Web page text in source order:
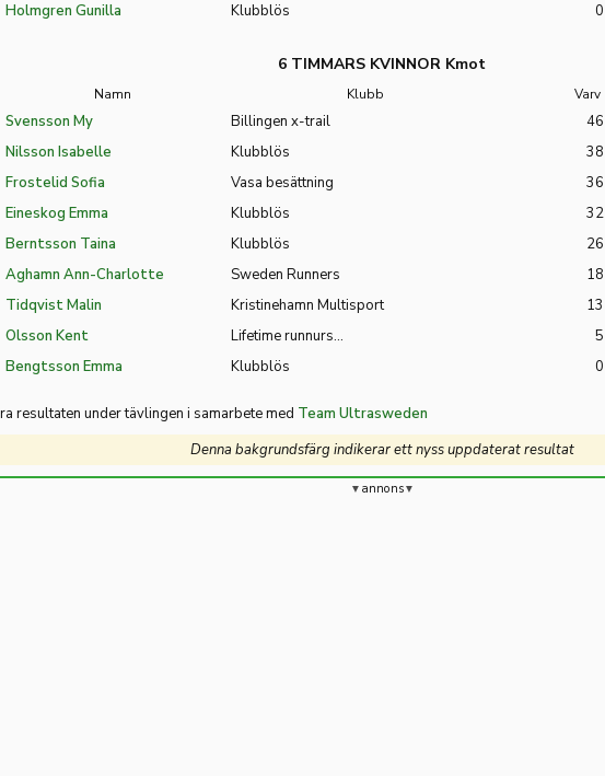
Holmgren Gunilla Klubblös 0
6 TIMMARS KVINNOR Kmot
Namn Klubb Varv
Svensson My Billingen x-trail 46
Nilsson Isabelle Klubblös 38
Frostelid Sofia Vasa besättning 36
Eineskog Emma Klubblös 32
Berntsson Taina Klubblös 26
Aghamn Ann-Charlotte Sweden Runners 18
Tidqvist Malin Kristinehamn Multisport 13
Olsson Kent Lifetime runnurs... 5
Bengtsson Emma Klubblös 0
resultaten under tävlingen i samarbete med Team Ultrasweden
Denna bakgrundsfärg indikerar ett nyss uppdaterat resultat
annons